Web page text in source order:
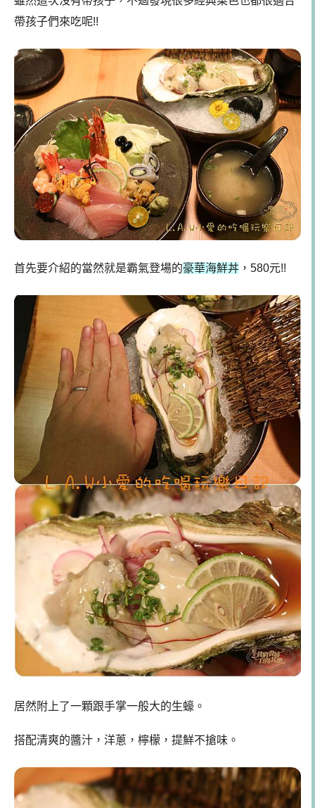
帶孩子們來吃呢!!
首先要介紹的當然就是霸氣登場的豪華海鮮丼 ，580元!!
居然附上了一顆跟手掌一般大的生蠔。
搭配清爽的醬汁，洋蔥，檸檬，提鮮不搶味。